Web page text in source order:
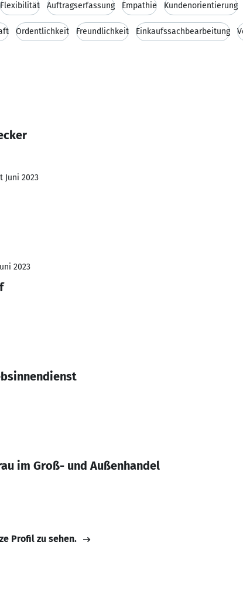
Flexibilität Auftragserfassung Empathie Kundenorientierung
Ordentlichkeit Freundlichkeit Einkaufssachbearbeitung
Juni 2023
2023
im Groß- und Außenhandel
Profil zu sehen.